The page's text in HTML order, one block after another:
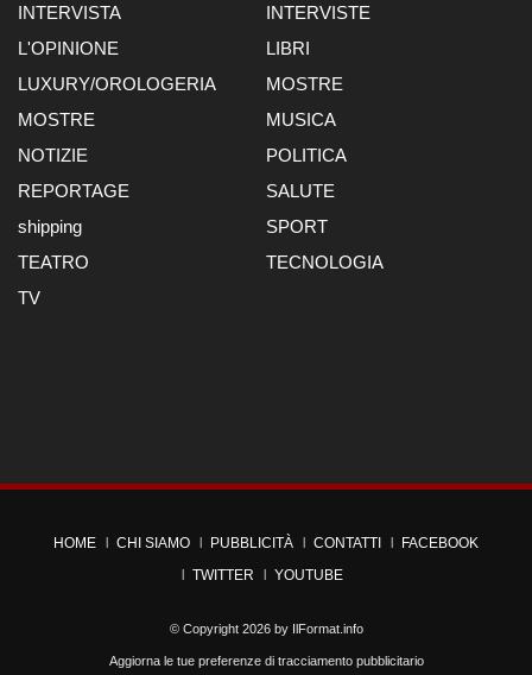
INTERVISTA
INTERVISTE
L'OPINIONE
LIBRI
LUXURY/OROLOGERIA
MOSTRE
MOSTRE
MUSICA
NOTIZIE
POLITICA
REPORTAGE
SALUTE
shipping
SPORT
TEATRO
TECNOLOGIA
TV
HOME CHI SIAMO PUBBLICITÀ CONTATTI
FACEBOOK
TWITTER
YOUTUBE
© Copyright 2026 by IlFormat.info
Aggiorna le tue preferenze di tracciamento pubblicitario